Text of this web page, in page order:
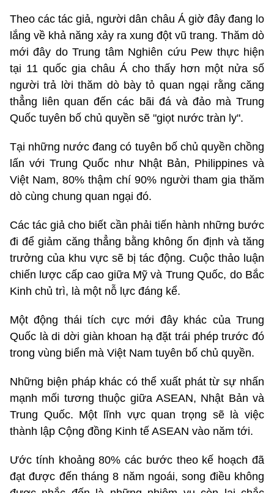
Theo các tác giả, người dân châu Á giờ đây đang lo
lắng về khả năng xảy ra xung đột vũ trang. Thăm dò
mới đây do Trung tâm Nghiên cứu Pew thực hiện
tại 11 quốc gia châu Á cho thấy hơn một nửa số
người trả lời thăm dò bày tỏ quan ngại rằng căng
thẳng liên quan đến các bãi đá và đảo mà Trung
Quốc tuyên bố chủ quyền sẽ "giọt nước tràn ly".
Tại những nước đang có tuyên bố chủ quyền chồng
lấn với Trung Quốc như Nhật Bản, Philippines và
Việt Nam, 80% thậm chí 90% người tham gia thăm
dò cùng chung quan ngại đó.
Các tác giả cho biết cần phải tiến hành những bước
đi để giảm căng thẳng bằng không ổn định và tăng
trưởng của khu vực sẽ bị tác động. Cuộc thảo luận
chiến lược cấp cao giữa Mỹ và Trung Quốc, do Bắc
Kinh chủ trì, là một nỗ lực đáng kể.
Một động thái tích cực mới đây khác của Trung
Quốc là di dời giàn khoan hạ đặt trái phép trước đó
trong vùng biển mà Việt Nam tuyên bố chủ quyền.
Những biện pháp khác có thể xuất phát từ sự nhấn
mạnh mối tương thuộc giữa ASEAN, Nhật Bản và
Trung Quốc. Một lĩnh vực quan trọng sẽ là việc
thành lập Cộng đồng Kinh tế ASEAN vào năm tới.
Ước tính khoảng 80% các bước theo kế hoạch đã
đạt được đến tháng 8 năm ngoái, song điều không